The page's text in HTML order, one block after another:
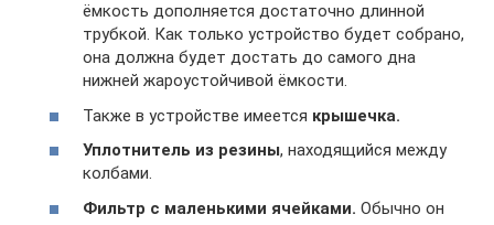
ёмкость дополняется достаточно длинной
трубкой. Как только устройство будет собрано,
она должна будет достать до самого дна
нижней жароустойчивой ёмкости.
Также в устройстве имеется крышечка.
Уплотнитель из резины, находящийся между
колбами.
Фильтр с маленькими ячейками. Обычно он